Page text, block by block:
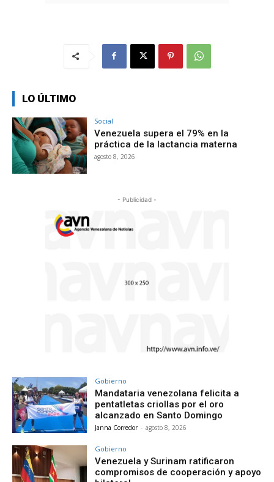
LO ÚLTIMO
Social
Venezuela supera el 79% en la
práctica de la lactancia materna
agosto 8, 2026
- Publicidad -
Gobierno
Mandataria venezolana felicita a
pentatletas criollas por el oro
alcanzado en Santo Domingo
Janna Corredor - agosto 8, 2026
Gobierno
Venezuela y Surinam ratificaron
compromisos de cooperación y apoyo